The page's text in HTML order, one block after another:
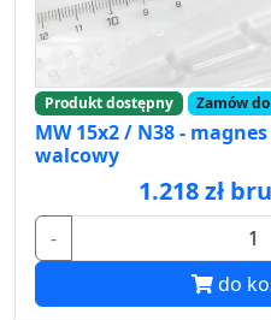
Produkt dostępny Zamów
MW 15x2 / N38 -
walcowy
1.218 zł
-
do